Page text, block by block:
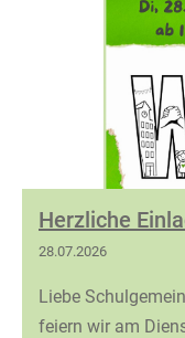
Herzliche
28.07.2026
Liebe
feiern wir am